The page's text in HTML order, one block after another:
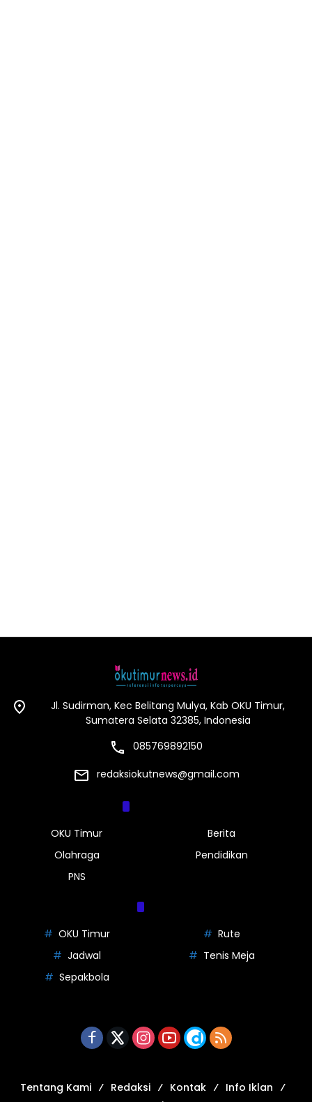
Jl. Sudirman, Kec Belitang Mulya, Kab OKU Timur,
Sumatera Selata 32385, Indonesia
085769892150
redaksiokutnews@gmail.com
OKU Timur
Berita
Olahraga
Pendidikan
PNS
OKU Timur
Rute
Jadwal
Tenis Meja
Sepakbola
Tentang Kami Redaksi Kontak
Info Iklan